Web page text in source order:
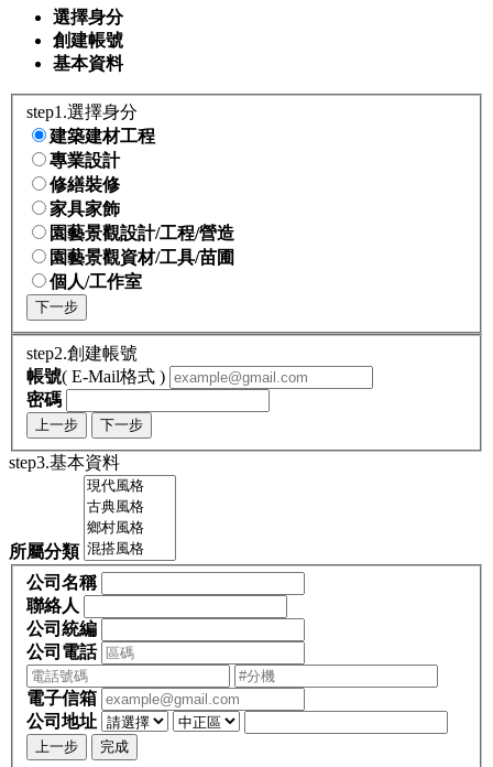
選擇身分
創建帳號
基本資料
step1.選擇身分
建築建材工程
專業設計
修繕裝修
家具家飾
園藝景觀設計/工程/營造
園藝景觀資材/工具/苗圃
個人/工作室
下一步
step2.創建帳號
帳號( E-Mail格式 )
密碼
上一步 下一步
step3.基本資料
所屬分類
公司名稱
聯絡人
公司統編
公司電話
電子信箱
公司地址
上一步 完成